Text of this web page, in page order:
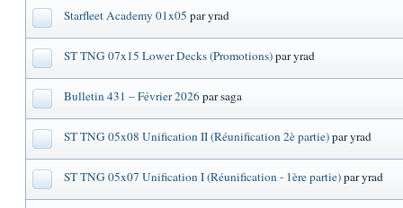
Starfleet Academy 01x05 par yrad
ST TNG 07x15 Lower Decks (Promotions)par yrad
Bulletin 431 – Février 2026par saga
ST TNG 05x08 Unification II (Réunification 2è partie)par yrad
ST TNG 05x07 Unification I (Réunification - 1ère partie)par yrad